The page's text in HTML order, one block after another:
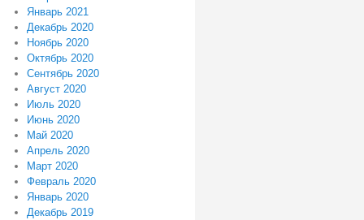
Январь 2021
Декабрь 2020
Ноябрь 2020
Октябрь 2020
Сентябрь 2020
Август 2020
Июль 2020
Июнь 2020
Май 2020
Апрель 2020
Март 2020
Февраль 2020
Январь 2020
Декабрь 2019